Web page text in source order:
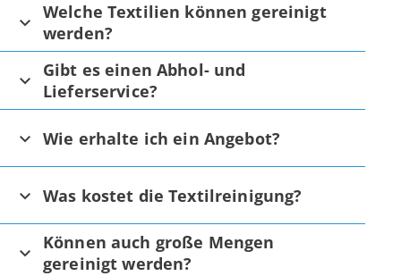
Welche Textilien können gereinigt
werden?
Gibt es einen Abhol- und
Lieferservice?
Wie erhalte ich ein Angebot?
Was kostet die Textilreinigung?
Können auch große Mengen
gereinigt werden?